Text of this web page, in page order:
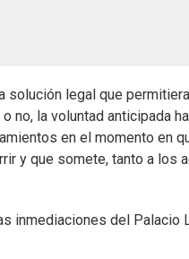
legal que
no, la voluntad anticipada
en el momento en
y que somete, tanto a los
inmediaciones del Palacio